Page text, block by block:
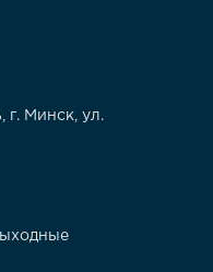
г. Минск, ул.